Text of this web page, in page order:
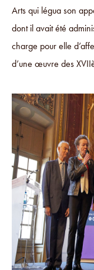
Arts qui légua son
dont il avait été
charge pour elle
d’une œuvre des